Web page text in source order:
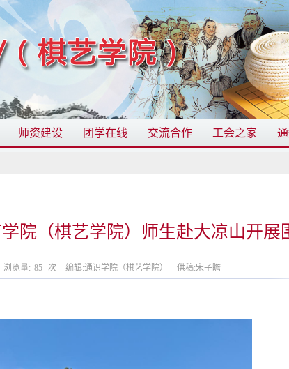
师资建设 团学在线 交流合作 工会之家
院（棋艺学院）师生赴大凉山开展
浏览量: 85 次 编辑:通识学院（棋艺学院） 供稿:宋子瞻